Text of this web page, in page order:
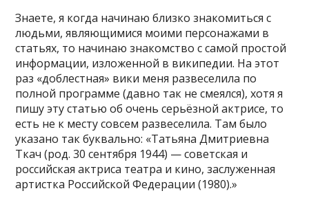
Знаете, я когда начинаю близко знакомиться с
людьми, являющимися моими персонажами в
статьях, то начинаю знакомство с самой простой
информации, изложенной в википедии. На этот
раз «доблестная» вики меня развеселила по
полной программе (давно так не смеялся), хотя я
пишу эту статью об очень серьёзной актрисе, то
есть не к месту совсем развеселила. Там было
указано так буквально: «Татьяна Дмитриевна
Ткач (род. 30 сентября 1944) — советская и
российская актриса театра и кино, заслуженная
артистка Российской Федерации (1980).»